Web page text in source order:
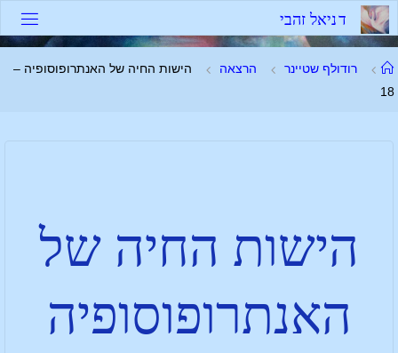
דניאל זהבי
רודולף שטיינר הרצאה
הישות החיה של האנתרופוסופיה –
18
הישות החיה של
האנתרופוסופיה